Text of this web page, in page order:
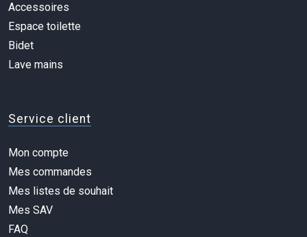
Accessoires
Espace toilette
Bidet
Lave mains
Service client
Mon compte
Mes commandes
Mes listes de souhait
Mes SAV
FAQ